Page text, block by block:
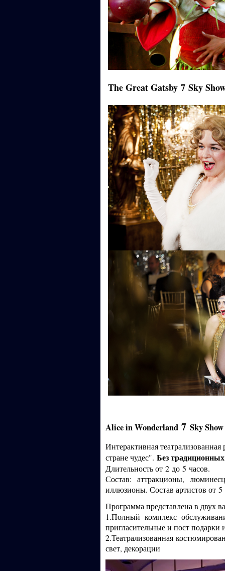
The Great Gatsby 7 Sky
Alice in Wonderland 7 Sky Show
Интерактивная
стране чудес". Без
Длительность от 2 до 5 часов.
Состав: аттракционы,
иллюзионы. Состав артистов от 5
Программа представлена в двух
1.Полный комплекс
пригласительные и пост подарки
2.Театрализованная
свет, декорации